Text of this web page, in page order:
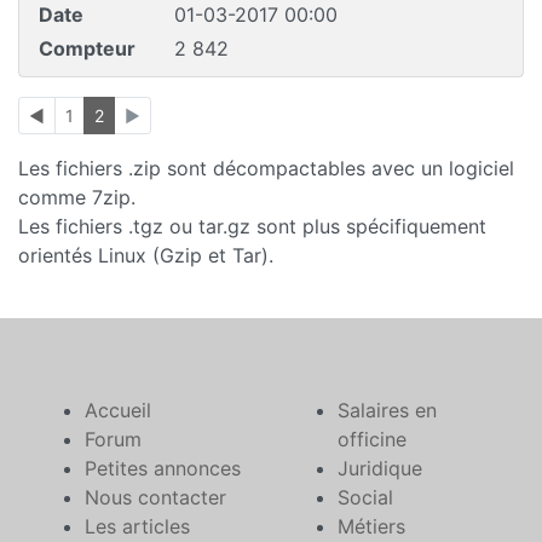
Date
01-03-2017 00:00
Compteur
2 842
◄ 1 2 ►
Les fichiers .zip sont décompactables avec un logiciel
comme 7zip.
Les fichiers .tgz ou tar.gz sont plus spécifiquement
orientés Linux (Gzip et Tar).
Accueil
Forum
Petites annonces
Nous contacter
Les articles
Salaires en
officine
Juridique
Social
Métiers